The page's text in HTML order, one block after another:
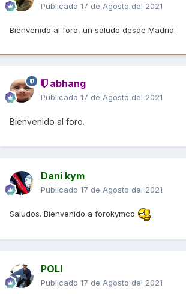
Publicado 17 de Agosto del 2021
Bienvenido al foro, un saludo desde Madrid.
abhang
Publicado 17 de Agosto del 2021
Bienvenido al foro.
Dani kym
Publicado 17 de Agosto del 2021
Saludos. Bienvenido a forokymco.
POLI
Publicado 17 de Agosto del 2021